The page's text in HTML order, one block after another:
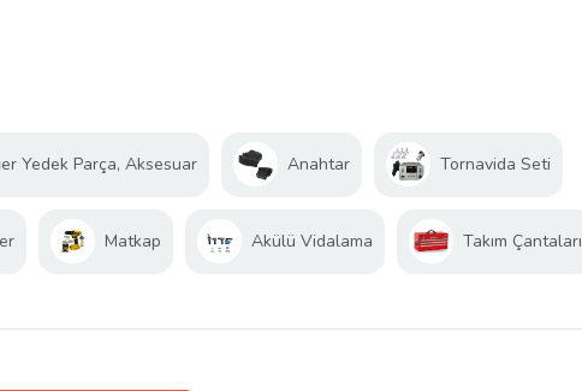
Yedek Parça, Aksesuar Anahtar Tornavida Seti
Matkap Akülü Vidalama Takım Çantaları